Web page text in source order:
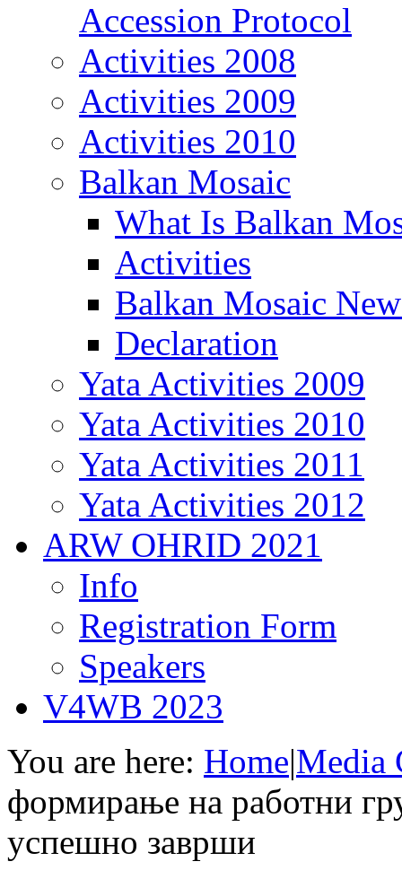
Accession Protocol
Activities 2008
Activities 2009
Activities 2010
Balkan Mosaic
What Is Balkan
Activities
Balkan Mosaic
Declaration
Yata Activities 2009
Yata Activities 2010
Yata Activities 2011
Yata Activities 2012
ARW OHRID 2021
Info
Registration Form
Speakers
V4WB 2023
You are here: Home|Media
формирање на работни
успешно заврши